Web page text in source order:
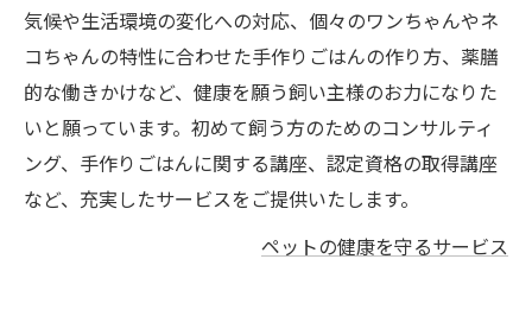
気候や生活環境の変化への対応、個々のワンちゃんやネ
コちゃんの特性に合わせた手作りごはんの作り方、薬膳
的な働きかけなど、健康を願う飼い主様のお力になりた
いと願っています。初めて飼う方のためのコンサルティ
ング、手作りごはんに関する講座、認定資格の取得講座
など、充実したサービスをご提供いたします。
ペットの健康を守るサービス